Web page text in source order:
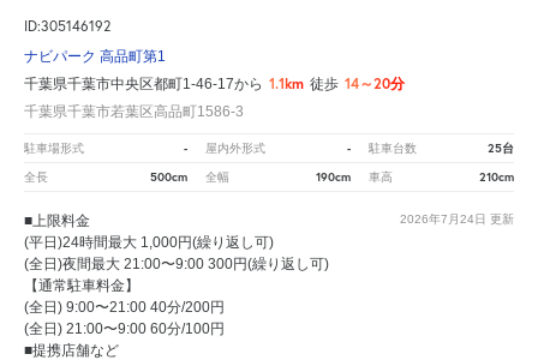
ID:305146192
ナビパーク 高品町第1
千葉県千葉市中央区都町1-46-17から 1.1km 徒歩 14～20分
千葉県千葉市若葉区高品町1586-3
駐車場形式 - 屋内外形式 - 駐車台数 25台
全長 500cm 全幅 190cm 車高 210cm
2026年7月24日 更新
■上限料金
(平日)24時間最大 1,000円(繰り返し可)
(全日)夜間最大 21:00〜9:00 300円(繰り返し可)
【通常駐車料金】
(全日) 9:00〜21:00 40分/200円
(全日) 21:00〜9:00 60分/100円
■提携店舗など